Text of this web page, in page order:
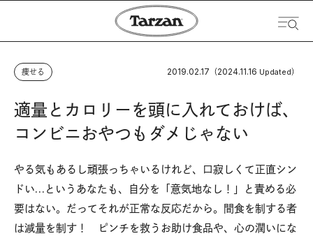
痩せる 2019.02.17 （2024.11.16 Updated）
適量とカロリーを頭に入れておけば、
コンビニおやつもダメじゃない
やる気もあるし頑張っちゃいるけれど、口寂しくて正直シン
ドい…というあなたも、自分を「意気地なし！」と責める必
要はない。だってそれが正常な反応だから。間食を制する者
は減量を制す！ ピンチを救うお助け食品や、心の潤いにな